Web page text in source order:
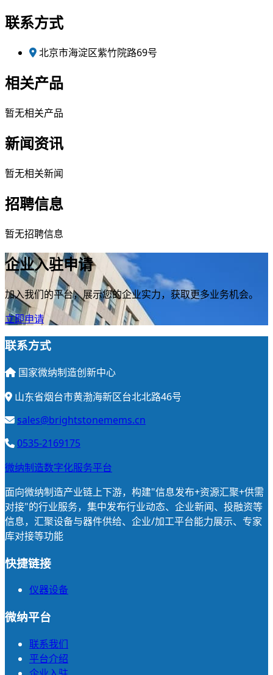
联系方式
北京市海淀区紫竹院路69号
相关产品
暂无相关产品
新闻资讯
暂无相关新闻
招聘信息
暂无招聘信息
企业入驻申请
加入我们的平台，展示您的企业实力，获取更多业务机会。
立即申请
联系方式
国家微纳制造创新中心
山东省烟台市黄渤海新区台北北路46号
sales@brightstonemems.cn
0535-2169175
微纳制造数字化服务平台
面向微纳制造产业链上下游，构建"信息发布+资源汇聚+供需
对接"的行业服务，集中发布行业动态、企业新闻、投融资等
信息，汇聚设备与器件供给、企业/加工平台能力展示、专家
库对接等功能
快捷链接
仪器设备
微纳平台
联系我们
平台介绍